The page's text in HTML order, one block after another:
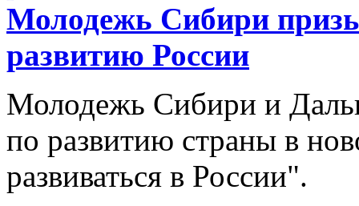
Молодежь Сибири
развитию России
Молодежь Сибири и
по развитию страны в
развиваться в России".